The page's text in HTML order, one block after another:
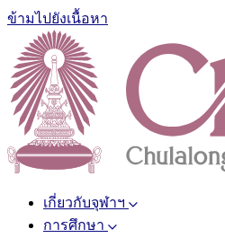
ข้ามไปยังเนื้อหา
เกี่ยวกับจุฬาฯ
การศึกษา